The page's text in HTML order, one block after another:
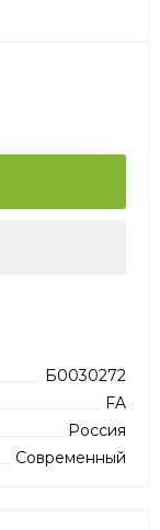
Б0030272
FA
Россия
Современный